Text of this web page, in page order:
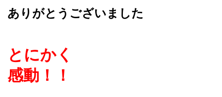
ありがとうございました
とにかく
感動！！